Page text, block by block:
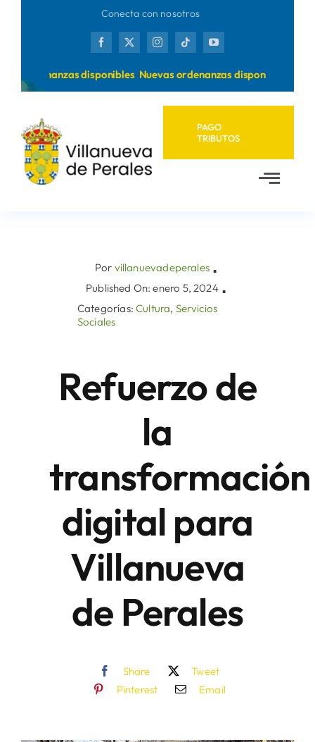
Conecta con nosotros
ordenanzas disponibles Nuevas ordenanzas disponibles
PAGO
TRIBUTOS
Ayuntamiento
Sede Electrónica
Buscar:
Por villanuevadeperales ▪
Published On: enero 5, 2024 ▪
Categorías:Cultura, Servicios
Sociales
Refuerzo de
la
transformación
digital para
Villanueva
de Perales
Share
Tweet
Pinterest
Email